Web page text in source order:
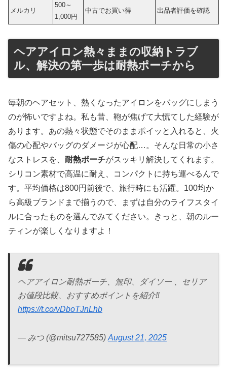
メルカリ
500～
1,000円
中古でお買い得 出品者評価を確認
ヘアアイロン熱々ままの収納トラブ
ル、解決の第一歩は耐熱ポーチから
毎朝のヘアセット、熱くなったアイロンをバッグにしまう
のが怖いですよね。私も昔、鞄が焦げて大慌てした経験が
あります。あの熱々状態でそのままポイッと入れると、火
傷の心配やバッグのダメージが心配…。そんな日常の小さ
なストレスを、 耐熱ポーチがスッキリ解決してくれます。
シリコン素材で高温に耐え、コンパクトに持ち運べるんで
す。平均価格は800円前後で、旅行時にも活躍。100均か
ら高級ブランドまで揃うので、まずは自分のライフスタイ
ルに合ったものを選んでみてください。きっと、朝のルー
ティンが楽しくなりますよ！
ヘアアイロン耐熱ポーチ、無印、ダイソー 、セリア
お値段比較、おすすめポイントを紹介‼
https://t.co/vDboTJnLhb
— みつ (@mitsu727585) August 21, 2025